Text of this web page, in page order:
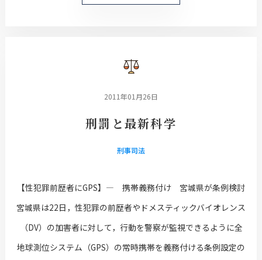
2011年01月26日
刑罰と最新科学
刑事司法
【性犯罪前歴者にGPS】― 携帯義務付け 宮城県が条例検討
宮城県は22日，性犯罪の前歴者やドメスティックバイオレンス
（DV）の加害者に対して，行動を警察が監視できるように全
地球測位システム（GPS）の常時携帯を義務付ける条例設定の